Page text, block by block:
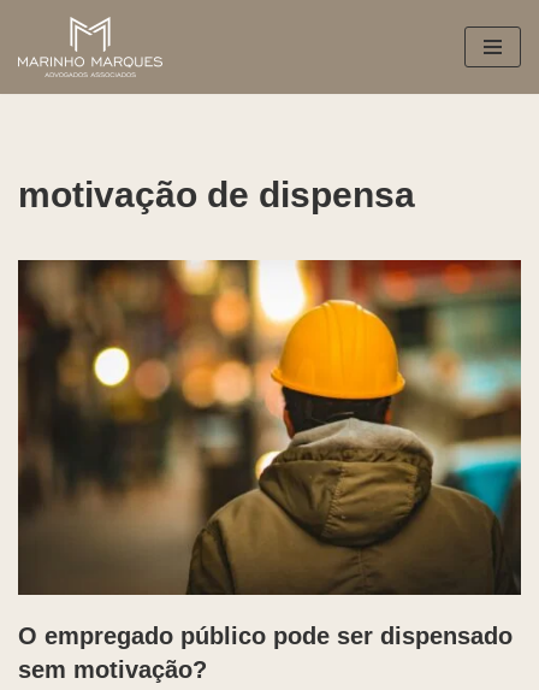
Pular
para
motivação de dispensa
O empregado público pode ser dispensado
sem motivação?